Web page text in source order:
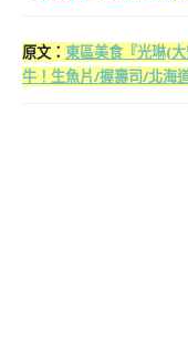
原文： 東區美食『光琳(
牛！生魚片/握壽司/北海